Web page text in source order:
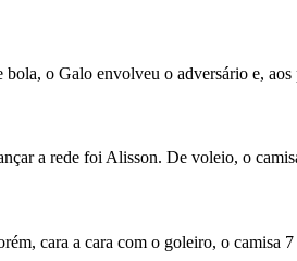
o Galo envolveu o adversário e,
a rede foi Alisson. De voleio, o
cara a cara com o goleiro, o camisa